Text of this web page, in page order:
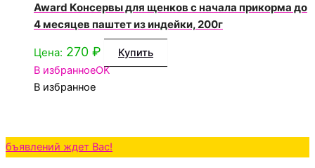
Award Консервы для щенков с начала прикорма до
4 месяцев паштет из индейки, 200г
Цена: 270 ₽
Купить
В избранноеOK
В избранное
ждет Вас!